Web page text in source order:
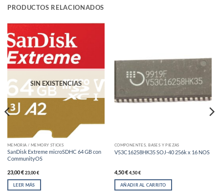
PRODUCTOS RELACIONADOS
SIN EXISTENCIAS
MEMORIA / MEMORY STICKS
SanDisk Extreme microSDHC 64 GB con
CommunityOS
23,00€ 23,00€
LEER MÁS
COMPONENTES, BASES Y PIEZAS
V53C16258HK35 SOJ-40 256k x 16 NOS
4,50€ 4,50€
AÑADIR AL CARRITO